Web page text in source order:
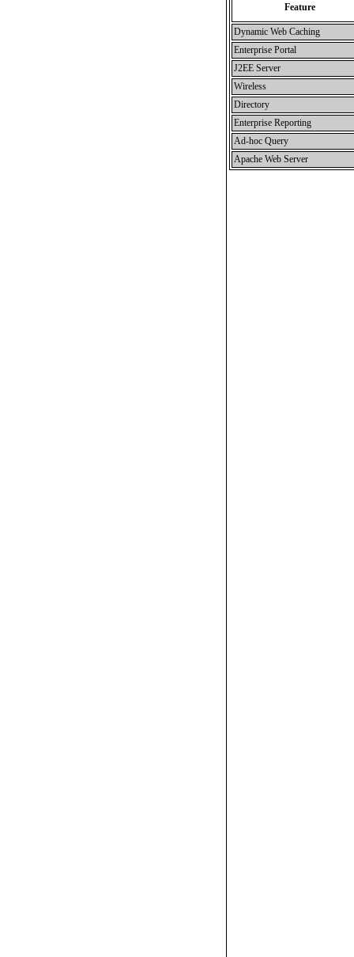
Feature
Dynamic Web Caching
Enterprise Portal
J2EE Server
Wireless
Directory
Enterprise Reporting
Ad-hoc Query
Apache Web Server